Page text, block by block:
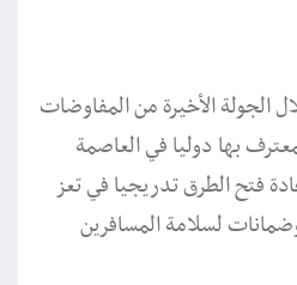
الجولة الأخيرة من المفاوضات
بها دوليا في العاصمة
فتح الطرق تدريجيا في تعز
لسلامة المسافرين